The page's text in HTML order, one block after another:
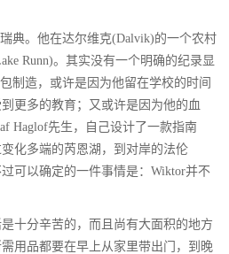
典。他在达尔维克(Dalvik)的一个农村
Runn)。其实没有一个明确的纪录显
制造，或许是因为他留在学校的时间
更多的教育；又或许是因为他的血
Haglof先生，自己设计了一款指南
化多端的芮恩湖，到对岸的法伦
可以确定的一件事情是：Wiktor并不
十分辛苦的，而且尚有大面积的地方
用品都要在早上从家里带出门，到晚